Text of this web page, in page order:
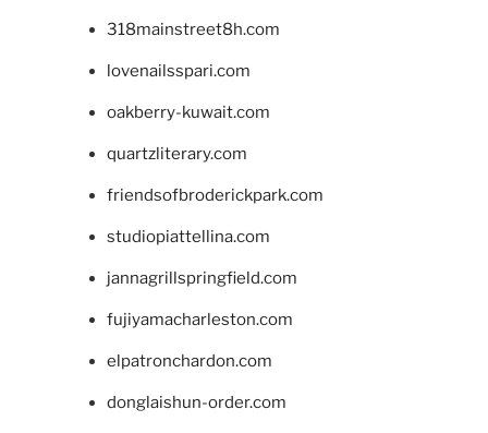
318mainstreet8h.com
lovenailsspari.com
oakberry-kuwait.com
quartzliterary.com
friendsofbroderickpark.com
studiopiattellina.com
jannagrillspringfield.com
fujiyamacharleston.com
elpatronchardon.com
donglaishun-order.com